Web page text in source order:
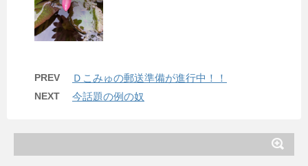
PREV Ｄこみゅの郵送準備が進行中！！
NEXT 今話題の例の奴